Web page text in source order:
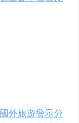
國外旅遊警示分